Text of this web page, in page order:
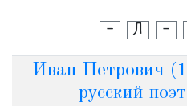
- Л -
Иван Петрович
русский